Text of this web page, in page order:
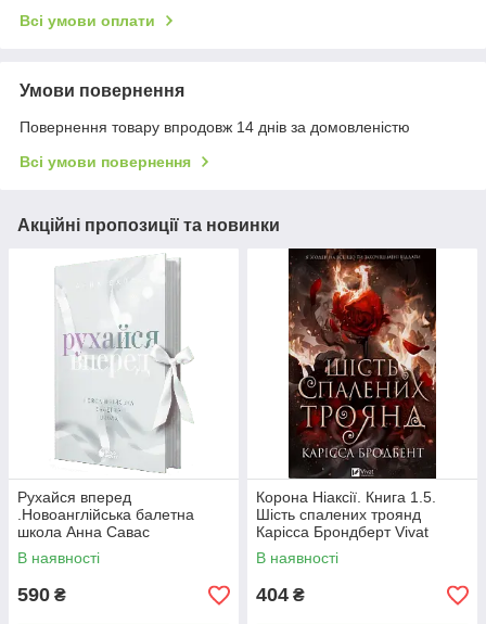
Всі умови оплати
Умови повернення
Повернення товару впродовж 14 днів за домовленістю
Всі умови повернення
Акційні пропозиції та новинки
Рухайся вперед
.Новоанглійська балетна
школа Анна Савас
READBERRY
В наявності
590 ₴
Корона Ніаксії. Книга 1.5.
Шість спалених троянд
Карісса Брондберт Vivat
В наявності
404 ₴